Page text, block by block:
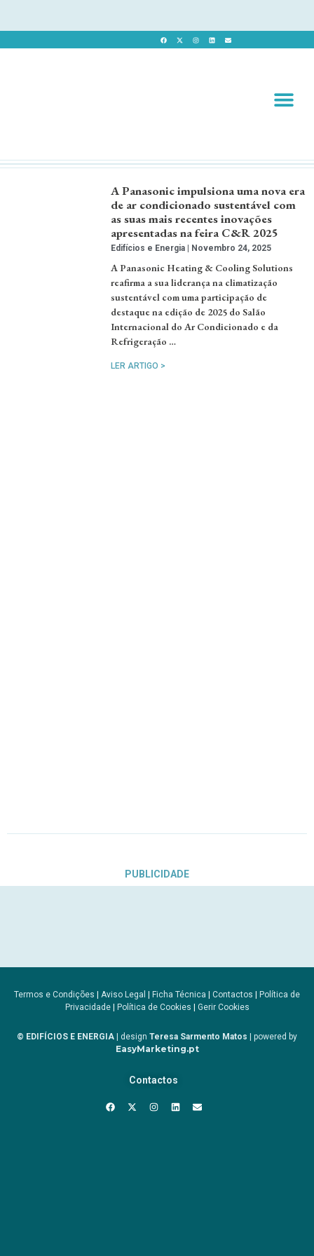
A Panasonic impulsiona uma nova era
de ar condicionado sustentável com
as suas mais recentes inovações
apresentadas na feira C&R 2025
Edifícios e Energia Novembro 24, 2025
A Panasonic Heating & Cooling Solutions
reafirma a sua liderança na climatização
sustentável com uma participação de
destaque na edição de 2025 do Salão
Internacional do Ar Condicionado e da
Refrigeração …
LER ARTIGO >
PUBLICIDADE
Termos e Condições | Aviso Legal | Ficha Técnica | Contactos | Política de
Privacidade| Política de Cookies | Gerir Cookies
© EDIFÍCIOS E ENERGIA | design Teresa Sarmento Matos | powered by
EasyMarketing.pt
Contactos